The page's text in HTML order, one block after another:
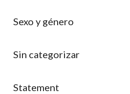
Sexo y género
Sin categorizar
Statement